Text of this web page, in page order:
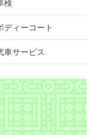
検
ディーコート
車サービス